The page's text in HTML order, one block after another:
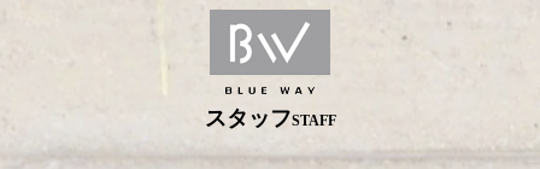
スタッフSTAFF